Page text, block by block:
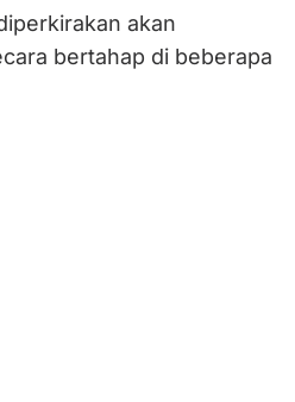
akan
bertahap di beberapa